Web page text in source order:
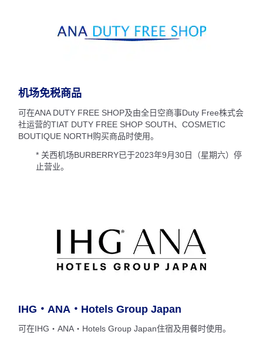
机场免税商品
可在ANA DUTY FREE SHOP及由全日空商事Duty Free株式会
社运营的TIAT DUTY FREE SHOP SOUTH、COSMETIC
BOUTIQUE NORTH购买商品时使用。
* 关西机场BURBERRY已于2023年9月30日（星期六）停
止营业。
IHG・ANA・Hotels Group Japan
可在IHG・ANA・Hotels Group Japan住宿及用餐时使用。